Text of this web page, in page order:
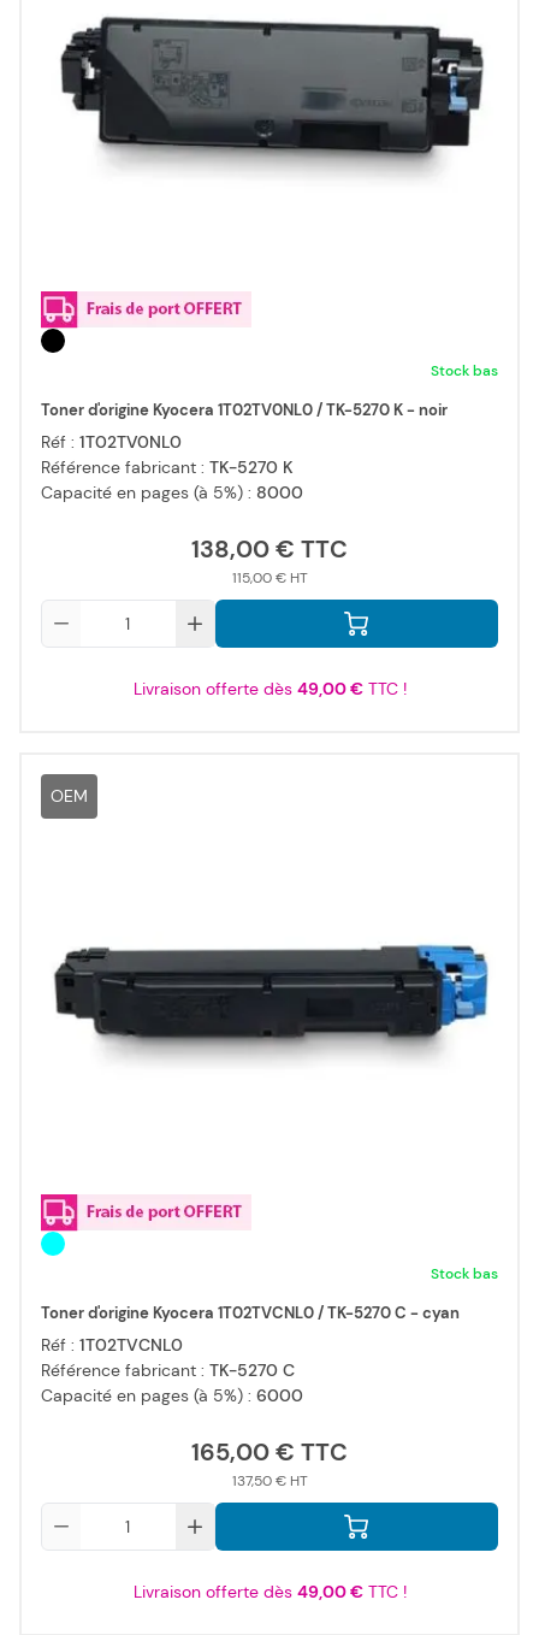
Stock bas
Toner d'origine Kyocera 1T02TV0NL0 / TK-5270 K - noir
Réf : 1T02TV0NL0
Référence fabricant : TK-5270 K
Capacité en pages (à 5%) : 8000
138,00 €
115,00 €
Livraison offerte dès 49,00 €TTC !
OEM
Stock bas
Toner d'origine Kyocera 1T02TVCNL0 / TK-5270 C - cyan
Réf : 1T02TVCNL0
Référence fabricant : TK-5270 C
Capacité en pages (à 5%) : 6000
165,00 €
137,50 €
Livraison offerte dès 49,00 €TTC !